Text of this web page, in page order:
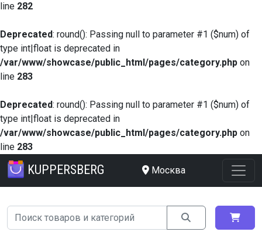
line 282
Deprecated: round(): Passing null to parameter #1 ($num) of
type int|float is deprecated in
/var/www/showcase/public_html/pages/category.php on
line 283
Deprecated: round(): Passing null to parameter #1 ($num) of
type int|float is deprecated in
/var/www/showcase/public_html/pages/category.php on
line 283
KUPPERSBERG Москва